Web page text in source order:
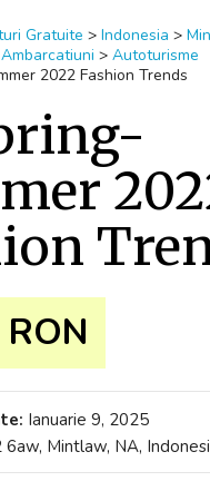
Gratuite > Indonesia >
> Autoturisme
2022 Fashion Trends
Ianuarie 9, 2025
Mintlaw, NA,